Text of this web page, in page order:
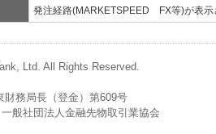
発注経路(MARKETSPEED FX等)が表示
Ltd. All Rights Reserved.
務局長（登金）第609号
般社団法人金融先物取引業協会